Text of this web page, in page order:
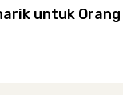
untuk